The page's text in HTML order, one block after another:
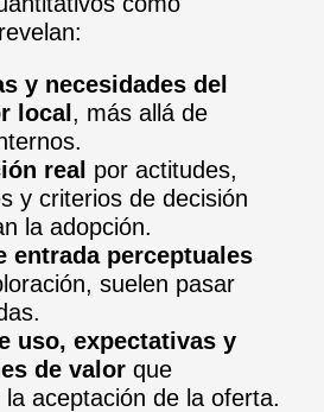
y necesidades del
local , más allá de
real por actitudes,
y criterios de decisión
la adopción.
entrada perceptuales
suelen pasar
uso, expectativas y
de valorque
la aceptación de la oferta.